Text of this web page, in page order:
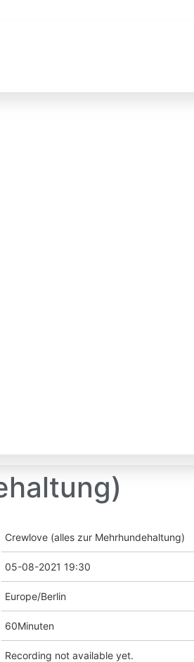
Crewlove (alles zur Mehrhundehaltung)
05-08-2021 19:30
Europe/Berlin
60Minuten
Recording not available yet.